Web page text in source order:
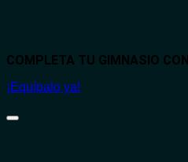
COMPLETA TU GIMNASIO
¡Equípalo ya!